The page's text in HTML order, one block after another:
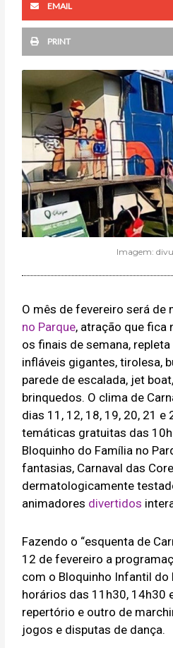
EMAIL
PRINT
Imagem:
O mês de fevereiro será de
no Parque, atração que fica
os finais de semana,
infláveis gigantes, tirolesa,
parede de escalada, jet
brinquedos. O clima de
dias 11, 12, 18, 19, 20, 21 e
temáticas gratuitas das
Bloquinho do Família no
fantasias, Carnaval das
dermatologicamente
animadores divertidos
Fazendo o “esquenta de
12 de fevereiro a
com o Bloquinho Infantil do
horários das 11h30, 14h30
repertório e outro de
jogos e disputas de dança.